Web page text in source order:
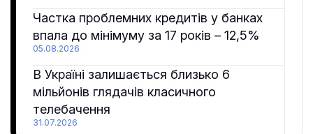
Частка проблемних кредитів у банках
впала до мінімуму за 17 років – 12,5%
05.08.2026
В Україні залишається близько 6
мільйонів глядачів класичного
телебачення
31.07.2026